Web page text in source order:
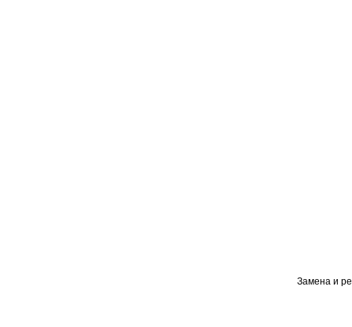
Замена и